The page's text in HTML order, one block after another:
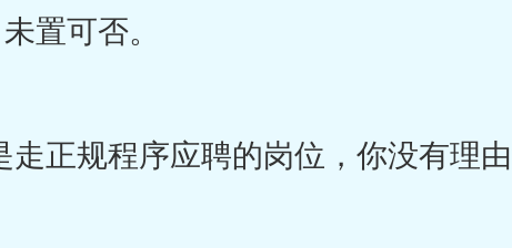
置可否。
正规程序应聘的岗位，你没有理由